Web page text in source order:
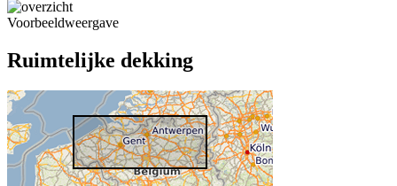
Voorbeeldweergave
Ruimtelijke dekking